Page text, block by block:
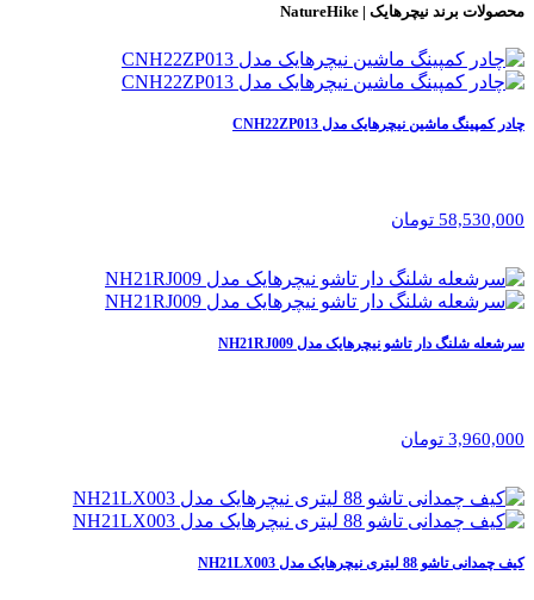
محصولات برند نیچرهایک | NatureHike
چادر کمپینگ ماشین نیچرهایک مدل CNH22ZP013
58,530,000 تومان
سرشعله شلنگ دار تاشو نیچرهایک مدل NH21RJ009
3,960,000 تومان
کیف چمدانی تاشو 88 لیتری نیچرهایک مدل NH21LX003